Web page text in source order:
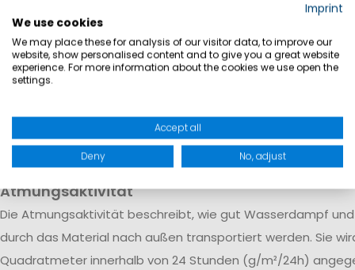
• 20.000 mm+ Wassersäule:
Bedingungen auf See
Gerade bei Segelhosen und Salopetten ist neben einer
robuste Verstärkungen sorgen dafür, dass Feuchtigkeit
Bedingungen zuverlässig draußen bleibt.
Atmungsaktivität
Die Atmungsaktivität beschreibt, wie gut Wasserdampf
durch das Material nach außen transportiert werden. Sie
Quadratmeter innerhalb von 24 Stunden (g/m²/24h)
Imprint
We use cookies
We may place these for analysis of our visitor data, to improve our
website, show personalised content and to give you a great website
experience. For more information about the cookies we use open the
settings.
Accept all
Deny No, adjust